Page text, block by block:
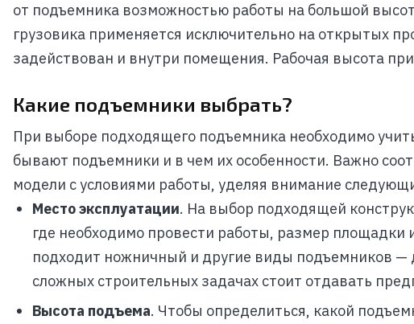
от подъемника возможностью работы на большой
грузовика применяется исключительно на открытых
задействован и внутри помещения. Рабочая высота
Какие подъемники выбрать?
При выборе подходящего подъемника необходимо
бывают подъемники и в чем их особенности. Важно
модели с условиями работы, уделяя внимание
Место эксплуатации. На выбор подходящей
где необходимо провести работы, размер площадки
подходит ножничный и другие виды подъемников
сложных строительных задачах стоит отдавать
Высота подъема. Чтобы определиться, какой